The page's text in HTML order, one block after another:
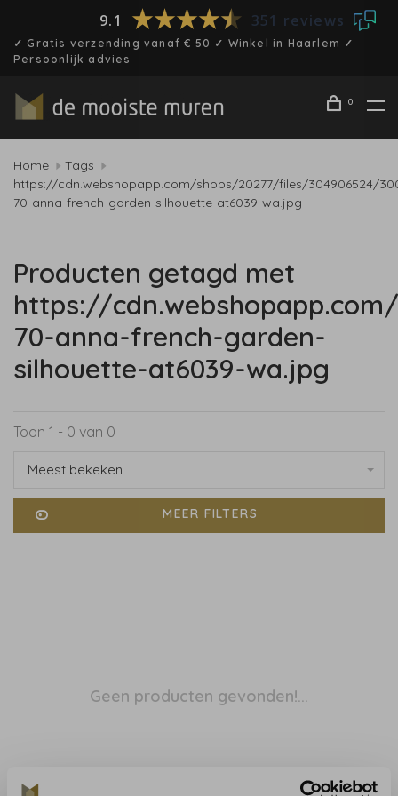
9.1 351 reviews
✓ Gratis verzending vanaf € 50 ✓ Winkel in Haarlem ✓
Persoonlijk advies
0
Home
Tags
https://cdn.webshopapp.com/shops/20277/files/304906524/
70-anna-french-garden-silhouette-at6039-wa.jpg
Producten getagd met
https://
70-anna-french-garden-
silhouette-at6039-wa.jpg
Toon 1 - 0 van 0
Meest bekeken
MEER FILTERS
Geen producten gevonden!...